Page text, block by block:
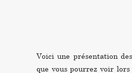
Voici une présentation
que vous pourrez voir